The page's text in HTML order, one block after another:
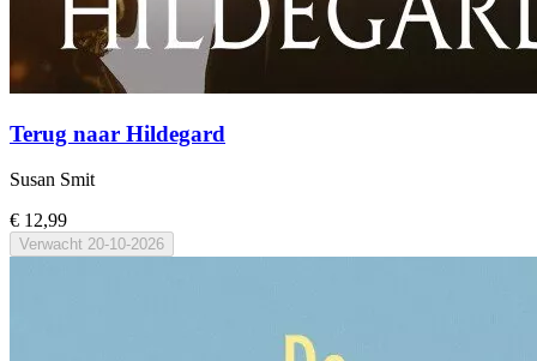
Terug naar Hildegard
Susan Smit
€ 12,99
Verwacht 20-10-2026